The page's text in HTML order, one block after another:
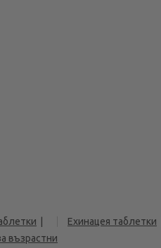
Ехинацея таблетки
възрастни